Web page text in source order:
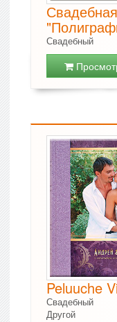
Свадебная
Свадебный
Peluuche
Свадебный
Другой